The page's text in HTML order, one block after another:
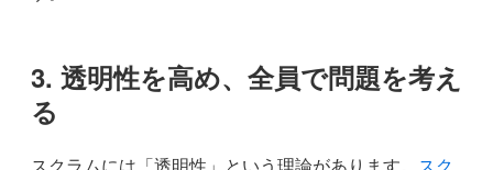
3. 透明性を高め、全員で問題を考え
る